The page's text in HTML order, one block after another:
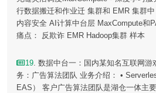
行数据搬迁和作业迁 集群和 EMR 集群
内容安全 AI计算中台层 MaxCompute和
痛点： 反欺诈 EMR Hadoop集群 样本
19. 数据中台一：国内某知名互联网游
务：广告算法团队 业务介绍： •
EAS） 客户广告算法团队是湖仓一体主